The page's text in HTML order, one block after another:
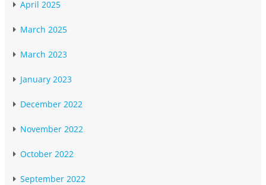
April 2025
March 2025
March 2023
January 2023
December 2022
November 2022
October 2022
September 2022